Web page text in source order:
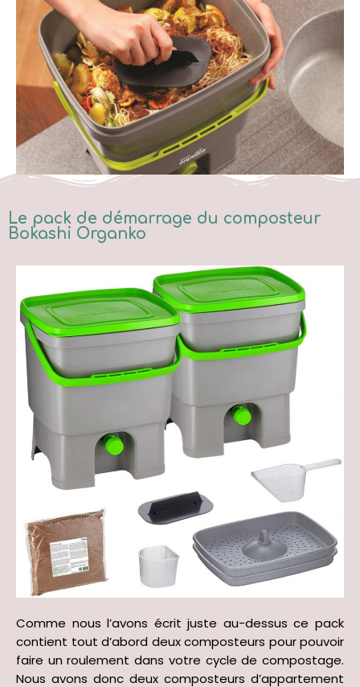
Le pack de démarrage du composteur
Bokashi Organko
Comme nous l’avons écrit juste au-dessus ce pack
contient tout d’abord deux composteurs pour pouvoir
faire un roulement dans votre cycle de compostage.
Nous avons donc deux composteurs d’appartement